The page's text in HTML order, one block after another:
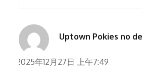
Uptown Pokies no
2025年12月27日 上午7:49